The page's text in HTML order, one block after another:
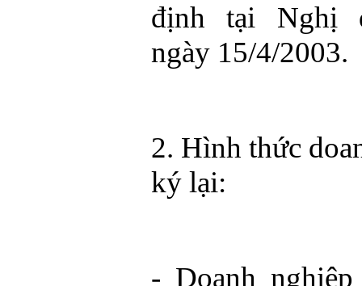
định tại Nghị
ngày 15/4/2003.
2. Hình thức
ký lại:
- Doanh